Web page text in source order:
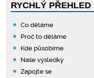
RYCHLÝ
Co děláme
Proč to děláme
Kde působíme
Naše výsledky
Zapojte se